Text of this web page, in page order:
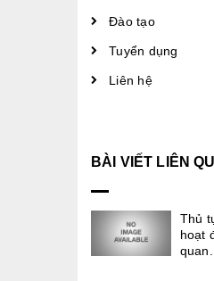
Đào tạo
Tuyển dụng
Liên hệ
BÀI VIẾT LIÊN
Thủ
hoạt